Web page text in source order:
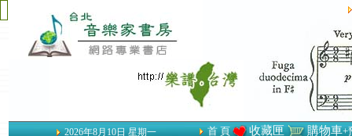
2026年8月10日 星期一 首 頁 收藏匣 購物車+